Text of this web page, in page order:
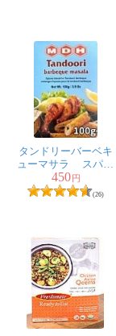
ド、ガラムマ
インド人の友
実際それでダ
した。
鮮やかな黄色の
がなく、単品
が、ここのお
っているので
タンドリーバーベキ
ューマサラ スパイ
ス ミックス - 100ｇ
【MDH】
450円
(26)